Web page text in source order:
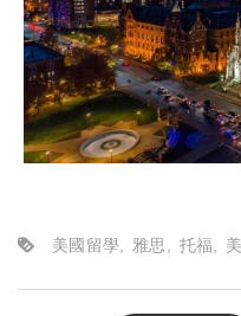
美國留學 雅思 托福